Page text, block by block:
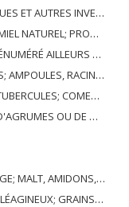
AQUATIQUES
NON ÉNUMÉRÉS AILLEURS OU INCLUS
AILLEURS OU INCLUS
COUPEES ET FEUILLAGE ORNEMENTAL
COMESTIBLE
OU DE MELONS
INULINE, GLUTEN DE BLÉ
OU MÉDICINALES; PAILLE ET FOURRAGE